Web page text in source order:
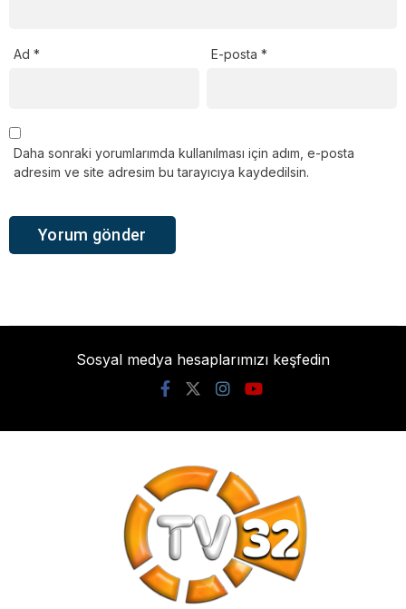
Ad * E-posta*
Daha sonraki yorumlarımda kullanılması için adım, e-posta
adresim ve site adresim bu tarayıcıya kaydedilsin.
Sosyal medya hesaplarımızı keşfedin